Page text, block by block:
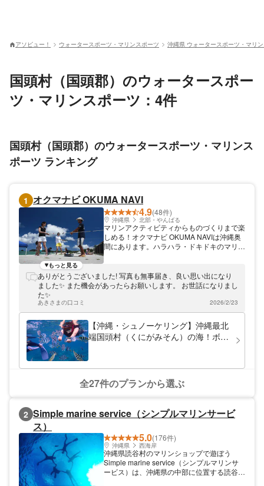
アソビュー！ ウォータースポーツ・マリンスポーツ 沖縄県 ウォータースポーツ・マリ
国頭村（国頭郡）のウォータースポー
ツ・マリンスポーツ：4件
国頭村（国頭郡）のウォータースポーツ・マリンス
ポーツ ランキング
1 オクマナビ OKUMA NAVI
4.9(48件)
沖縄県 北部・やんばる
マリンアクティビティからものづくりまで楽
しめる！オクマナビ OKUMA NAVIは沖縄奥
間にあります。ハラハラ・ドキドキのマリン
ます！
もっと見る
ありがとうございました! 写真も無事届き、良い思い出になり
ました✨ また機会があったらお願いします。 お世話になりまし
た✨
あきさまの口コミ 2026/2/23
【沖縄・シュノーケリング】沖縄最北
端国頭村（くにがみそん）の海！ボー
全27件のプランから選ぶ
2 Simple marine service（シンプルマリンサービ
ス）
5.0(176件)
沖縄県 西海岸
沖縄県読谷村のマリンショップで遊ぼう
Simple marine service（シンプルマリンサ
ービス）は、沖縄県の中部に位置する読谷村